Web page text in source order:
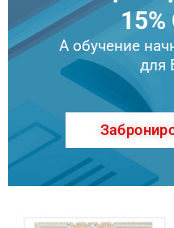
А обучение
для